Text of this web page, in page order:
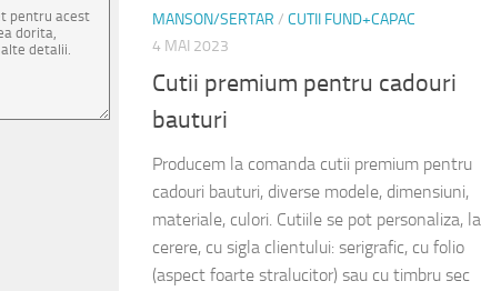
MANSON/SERTAR / CUTII FUND+CAPAC
4 MAI 2023
Cutii premium pentru cadouri
bauturi
Producem la comanda cutii premium pentru
cadouri bauturi, diverse modele, dimensiuni,
materiale, culori. Cutiile se pot personaliza, la
cerere, cu sigla clientului: serigrafic, cu folio
(aspect foarte stralucitor) sau cu timbru sec